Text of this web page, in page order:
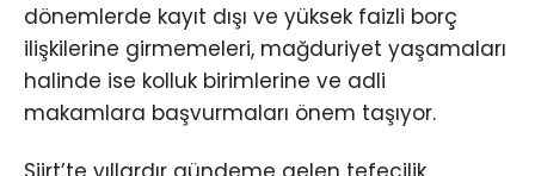
dönemlerde kayıt dışı ve yüksek faizli borç
ilişkilerine girmemeleri, mağduriyet yaşamaları
halinde ise kolluk birimlerine ve adli
makamlara başvurmaları önem taşıyor.